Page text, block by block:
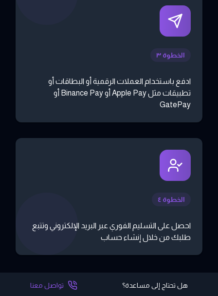
الخطوة ٣
ادفع باستخدام العملات الرقمية أو البطاقات أو
تطبيقات مثل Apple Pay أو Binance Pay أو
GatePay
الخطوة ٤
احصل على التسليم الفوري عبر البريد الإلكتروني وتتبع
طلبك من خلال إنشاء حساب
هل تحتاج إلى مساعدة؟ تواصل معنا